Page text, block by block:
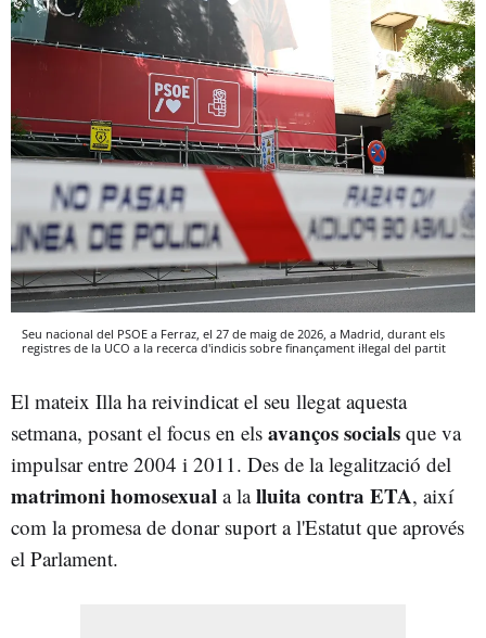
Seu nacional del PSOE a Ferraz, el 27 de maig de 2026, a Madrid, durant els
registres de la UCO a la recerca d'indicis sobre finançament il·legal del partit
El mateix Illa ha reivindicat el seu llegat aquesta
setmana, posant el focus en els avanços socials que va
impulsar entre 2004 i 2011. Des de la legalització del
matrimoni homosexual a lalluita contra ETA, així
com la promesa de donar suport a l'Estatut que aprovés
el Parlament.